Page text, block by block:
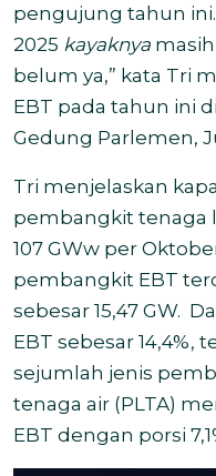
pengujung tahun ini.
2025 kayaknya masih
belum ya,” kata Tri
EBT pada tahun ini
Gedung Parlemen,
Tri menjelaskan
pembangkit tenaga
107 GWw per
pembangkit EBT
sebesar 15,47 GW.
EBT sebesar 14,4%,
sejumlah jenis
tenaga air (PLTA)
EBT dengan porsi